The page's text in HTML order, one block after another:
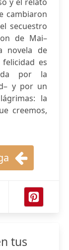
cambiaron
secuestro
de Mai–
novela de
es
por la
y por un
la
creemos,
tus